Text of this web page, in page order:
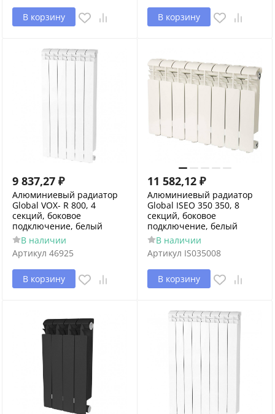
В корзину В корзину
9 837,27 ₽
Алюминиевый радиатор
Global VOX- R 800, 4
секций, боковое
подключение, белый
В наличии
Артикул 46925
В корзину
11 582,12 ₽
Алюминиевый радиатор
Global ISEO 350 350, 8
секций, боковое
подключение, белый
В наличии
Артикул IS035008
В корзину